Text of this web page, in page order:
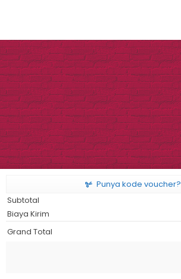
Punya kode voucher?
Subtotal
Biaya Kirim
Grand Total